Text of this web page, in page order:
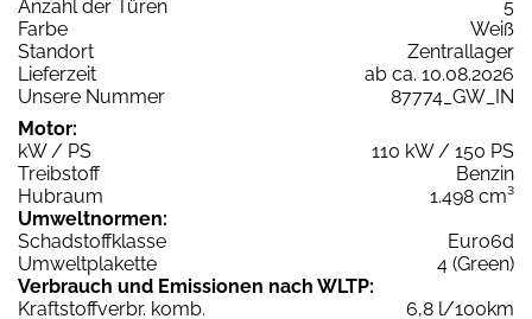
Anzahl der Türen
5
Farbe
Weiß
Standort
Zentrallager
Lieferzeit
ab ca. 10.08.2026
Unsere Nummer
87774_GW_IN
Motor:
kW / PS
110 kW / 150 PS
Treibstoff
Benzin
Hubraum
1.498 cm³
Umweltnormen:
Schadstoffklasse
Euro6d
Umweltplakette
4 (Green)
Verbrauch und Emissionen nach WLTP:
Kraftstoffverbr. komb.
6,8 l/100km